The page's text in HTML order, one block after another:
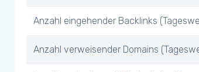
Anzahl eingehender Backlinks
Anzahl verweisender Domains